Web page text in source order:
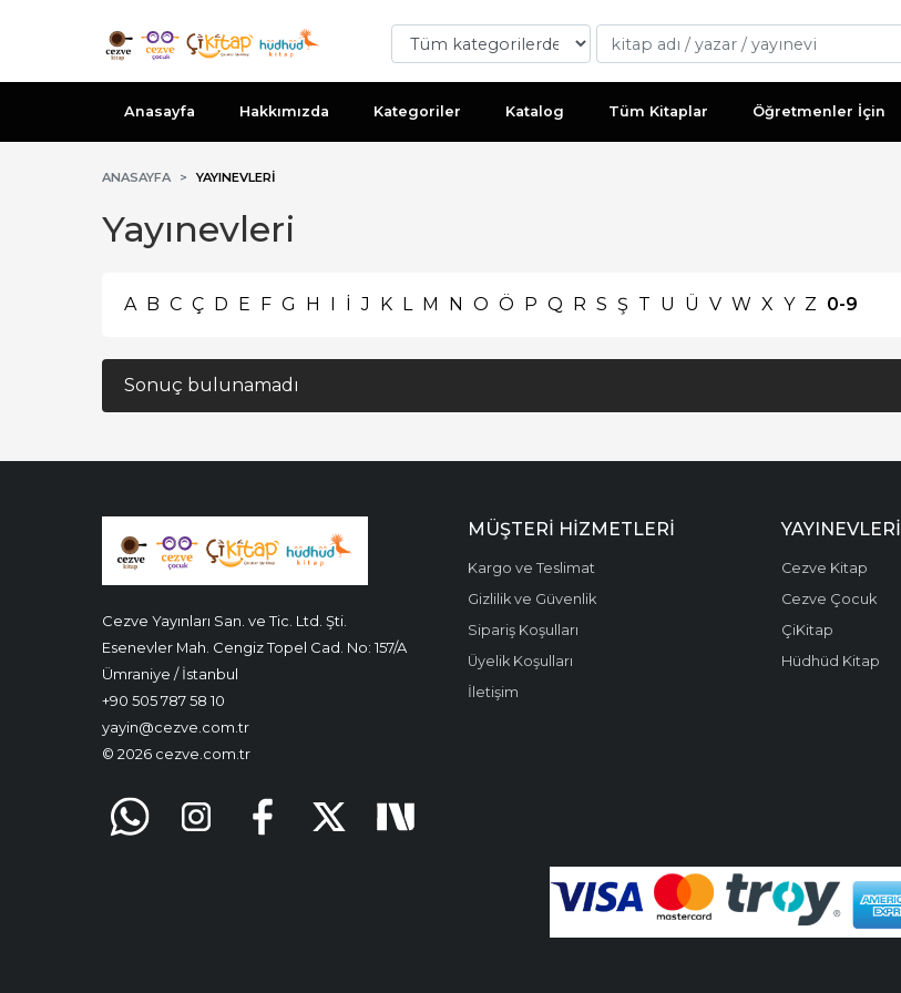
Anasayfa Hakkımızda Kategoriler Katalog Tüm Kitaplar Öğretmenler İçin
ANASAYFA YAYINEVLERI
Yayınevleri
A B C Ç D E F G H I İ J K L M N O Ö P Q R S Ş T U Ü V W X Y Z 0-9
Sonuç bulunamadı
Cezve Yayınları San. ve Tic. Ltd. Şti.
Esenevler Mah. Cengiz Topel Cad. No: 157/A
Ümraniye / İstanbul
+90 505 787 58 10
yayin@cezve.com.tr
© 2026 cezve.com.tr
MÜŞTERI HIZMETLERI
Kargo ve Teslimat
Gizlilik ve Güvenlik
Sipariş Koşulları
Üyelik Koşulları
İletişim
YAYINEVLERI
Cezve Kitap
Cezve Çocuk
ÇiKitap
Hüdhüd Kitap